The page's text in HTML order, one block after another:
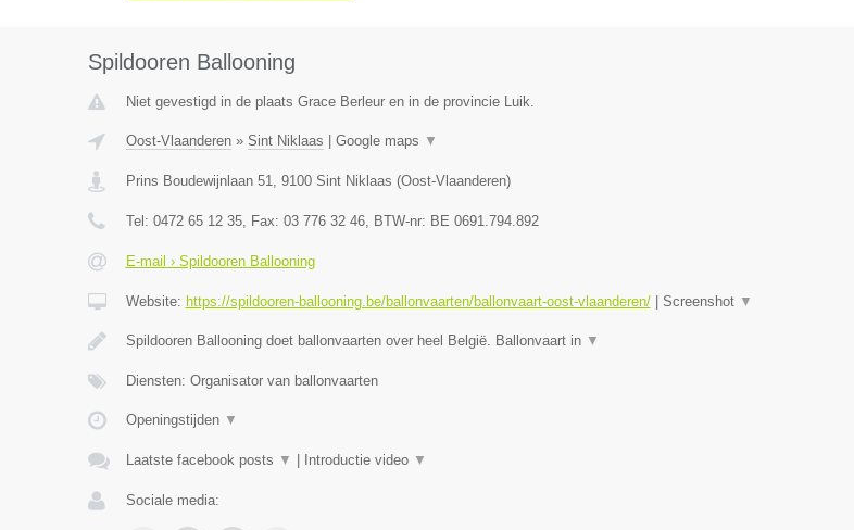
Spildooren Ballooning
Niet gevestigd in de plaats Grace Berleur en in de provincie Luik.
Oost-Vlaanderen» Sint Niklaas Google maps ▼
Prins Boudewijnlaan 51, 9100 Sint Niklaas (Oost-Vlaanderen)
Tel: 0472 65 12 35, Fax: 03 776 32 46, BTW-nr: BE 0691.794.892
E-mail › Spildooren Ballooning
Website: https://spildooren-ballooning.be/ballonvaarten/ballonvaart-oost-vlaanderen/| Screenshot ▼
Spildooren Ballooning doet ballonvaarten over heel België. Ballonvaart in ▼
Diensten: Organisator van ballonvaarten
Openingstijden ▼
Laatste facebook posts ▼ Introductie video ▼
Sociale media: